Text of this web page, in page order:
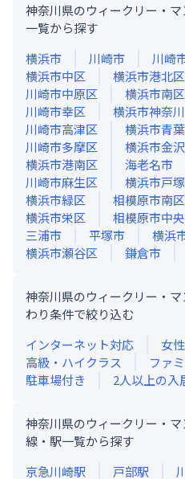
神奈川県のウィークリー・
一覧から探す
横浜市
川崎市 川崎
横浜市中区
横浜市港北区
川崎市中原区
横浜市南区
川崎市幸区
横浜市神奈
川崎市高津区
横浜市青
川崎市多摩区
横浜市金
横浜市港南区
海老名市
川崎市麻生区
横浜市戸
横浜市緑区
相模原市南区
横浜市栄区
相模原市中
三浦市
平塚市 横浜
横浜市瀬谷区
鎌倉市
神奈川県のウィークリー・
わり条件で絞り込む
インターネット対応
女
高級・ハイクラス
ファ
駐車場付き
2人以上の入
神奈川県のウィークリー・
線・駅一覧から探す
京急川崎駅 戸部駅